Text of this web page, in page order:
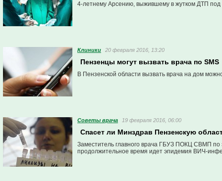
4-летнему Арсению, выжившему в жутком ДТП под
Клиники 20 февраля 2016, 13:20
Пензенцы могут вызвать врача по SMS
В Пензенской области вызвать врача на дом
Советы врача 19 февраля 2016, 06:00
Спасет ли Минздрав Пензенскую
Заместитель главного врача ГБУЗ ПОКЦ СВМП по
продолжительное время идет эпидемия ВИЧ-